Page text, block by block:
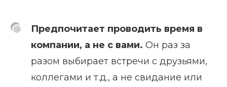
Предпочитает проводить время в
компании, а не с вами. Он раз за
разом выбирает встречи с друзьями,
коллегами и т.д., а не свидание или